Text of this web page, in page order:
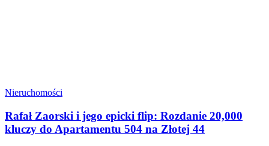
Nieruchomości
Rafał Zaorski i jego epicki flip: Rozdanie 20,000
kluczy do Apartamentu 504 na Złotej 44